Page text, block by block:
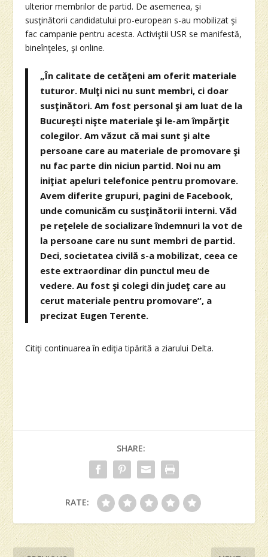
ulterior membrilor de partid. De asemenea, şi
susţinătorii candidatului pro-european s-au mobilizat şi
fac campanie pentru acesta. Activiştii USR se manifestă,
bineînţeles, şi online.
„În calitate de cetăţeni am oferit materiale
tuturor. Mulţi nici nu sunt membri, ci doar
susţinători. Am fost personal şi am luat de la
Bucureşti nişte materiale şi le-am împărţit
colegilor. Am văzut că mai sunt şi alte
persoane care au materiale de promovare şi
nu fac parte din niciun partid. Noi nu am
iniţiat apeluri telefonice pentru promovare.
Avem diferite grupuri, pagini de Facebook,
unde comunicăm cu susţinătorii interni. Văd
pe reţelele de socializare îndemnuri la vot de
la persoane care nu sunt membri de partid.
Deci, societatea civilă s-a mobilizat, ceea ce
este extraordinar din punctul meu de
vedere. Au fost şi colegi din judeţ care au
cerut materiale pentru promovare”, a
precizat Eugen Terente.
Citiţi continuarea în ediţia tipărită a ziarului Delta.
SHARE:
RATE: